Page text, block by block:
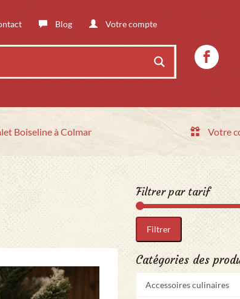
Blog Votre compte
Boiseline à Colmar Votre
Filtrer par tarif
Filtrer
Catégories des
Accessoires culinaires